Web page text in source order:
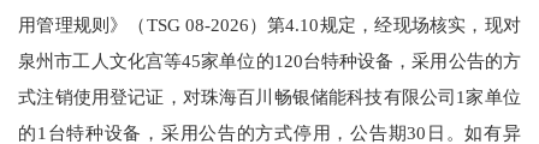
用管理规则》（TSG 08-2026）第4.10规定，经现场核实，现对
泉州市工人文化宫等45家单位的120台特种设备，采用公告的方
式注销使用登记证，对珠海百川畅银储能科技有限公司1家单位
的1台特种设备，采用公告的方式停用，公告期30日。如有异